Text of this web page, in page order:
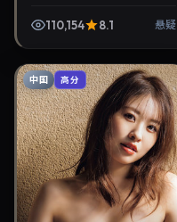
月19日公映，画面质感突
110,154 8.1 悬疑
中国 高分